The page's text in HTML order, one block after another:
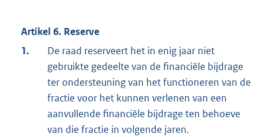
Artikel 6. Reserve
1.
De raad reserveert het in enig jaar niet
gebruikte gedeelte van de financiële bijdrage
ter ondersteuning van het functioneren van de
fractie voor het kunnen verlenen van een
aanvullende financiële bijdrage ten behoeve
van die fractie in volgende jaren.